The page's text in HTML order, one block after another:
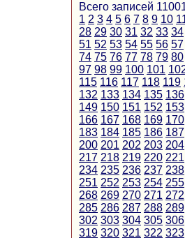
Всего записей
1 2 3 4 5 6 7 8 9 10
28 29 30 31 32 33 34
51 52 53 54 55 56 57
74 75 76 77 78 79 80
97 98 99 100 101
115 116 117 118 119
132 133 134 135 136
149 150 151 152 153
166 167 168 169 170
183 184 185 186 187
200 201 202 203 204
217 218 219 220 221
234 235 236 237 238
251 252 253 254 255
268 269 270 271 272
285 286 287 288 289
302 303 304 305 306
319 320 321 322 323